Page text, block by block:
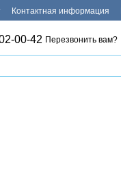
Контактная информация
00-42 Перезвонить вам?